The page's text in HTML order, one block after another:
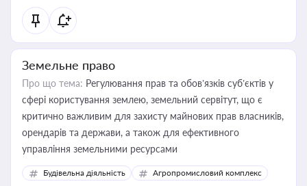
Земельне право
Про що тема: Регулювання прав та обов’язків суб’єктів у
сфері користування землею, земельний сервітут, що є
критично важливим для захисту майнових прав власників,
орендарів та держави, а також для ефективного
управління земельними ресурсами
Будівельна діяльність Агропромисловий комплекс